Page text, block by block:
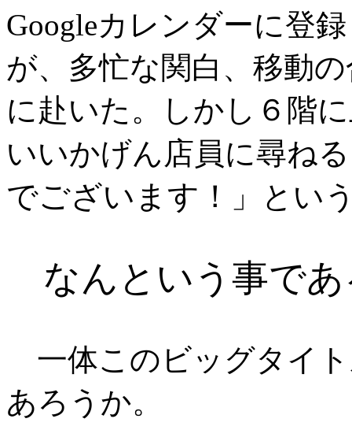
Googleカレンダーに登
が、多忙な関白、移動
に赴いた。しかし６階
いいかげん店員に尋ね
でございます！ 」とい
なんという事であ
一体このビッグタイ
あろうか。